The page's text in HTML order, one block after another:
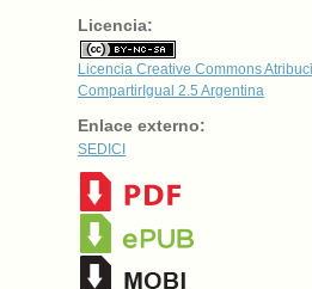
Licencia:
Licencia Creative Commons
CompartirIgual 2.5 Argentina
Enlace externo:
SEDICI